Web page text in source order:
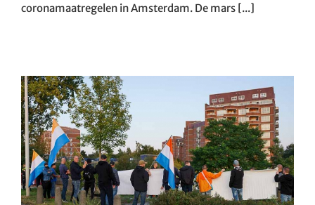
coronamaatregelen in Amsterdam. De mars [...]